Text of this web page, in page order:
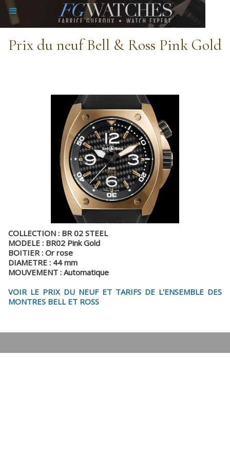
Prix du neuf Bell & Ross Pink Gold
COLLECTION : BR 02 STEEL
MODELE : BR02 Pink Gold
BOITIER : Or rose
DIAMETRE : 44 mm
MOUVEMENT : Automatique
VOIR LE PRIX DU NEUF ET TARIFS DE L'ENSEMBLE DES
MONTRES BELL ET ROSS